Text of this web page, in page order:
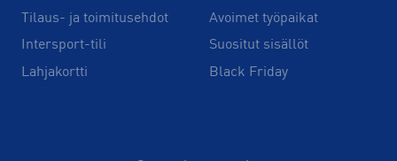
Tilaus- ja toimitusehdot
Intersport-tili
Lahjakortti
Avoimet työpaikat
Suositut sisällöt
Black Friday